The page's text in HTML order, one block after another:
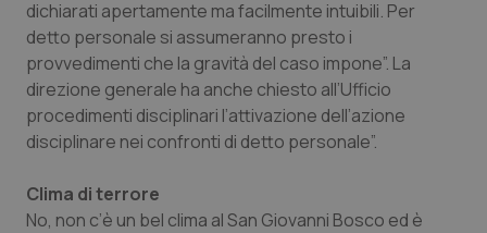
dichiarati apertamente ma facilmente intuibili. Per
detto personale si assumeranno presto i
provvedimenti che la gravità del caso impone”. La
direzione generale ha anche chiesto all’Ufficio
procedimenti disciplinari l’attivazione dell’azione
disciplinare nei confronti di detto personale”.
Clima di terrore
No, non c’è un bel clima al San Giovanni Bosco ed è